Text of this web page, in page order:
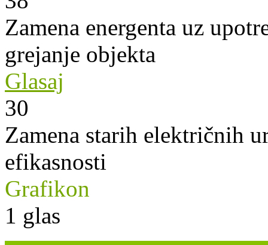
Zamena energenta uz
grejanje objekta
Glasaj
30
Zamena starih električnih
efikasnosti
Grafikon
1 glas